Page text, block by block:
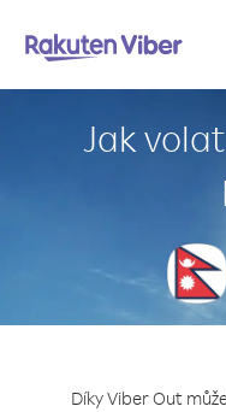
Jak
Díky Viber Out